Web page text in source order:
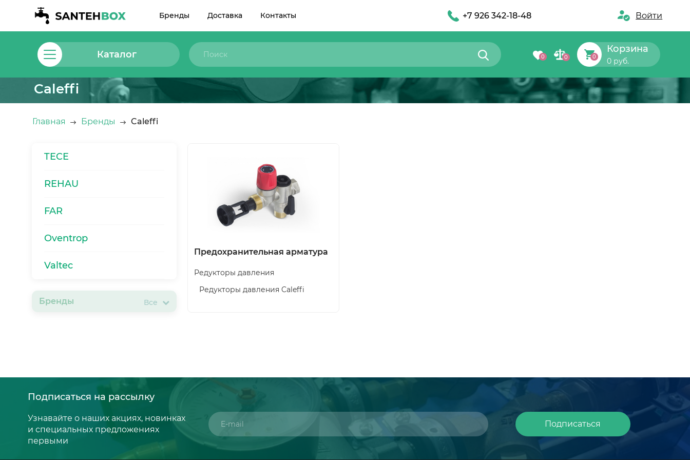
Бренды Доставка Контакты +7 926 342-18-48 Войти
Каталог 0 0 0
Корзина
0 руб.
Caleffi
Главная Бренды Caleffi
TECE
REHAU
FAR
Oventrop
Valtec
Бренды Все
Предохранительная арматура
Редукторы давления
Редукторы давления Caleffi
Подписаться на рассылку
Узнавайте о наших акциях, новинках
и специальных предложениях
первыми
Подписаться